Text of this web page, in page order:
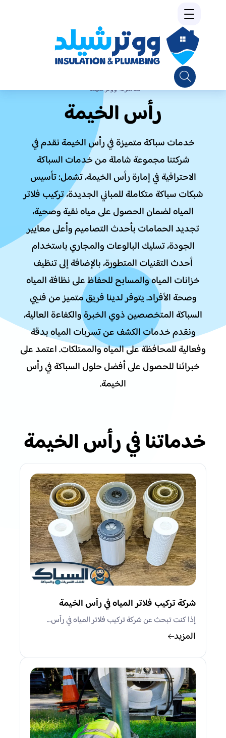
شركة ووتر شيلد
رأس الخيمة
خدمات سباكة متميزة في رأس الخيمة نقدم في
شركتنا مجموعة شاملة من خدمات السباكة
الاحترافية في إمارة رأس الخيمة، تشمل: تأسيس
شبكات سباكة متكاملة للمباني الجديدة، تركيب فلاتر
المياه لضمان الحصول على مياه نقية وصحية،
تجديد الحمامات بأحدث التصاميم وأعلى معايير
الجودة، تسليك البالوعات والمجاري باستخدام
أحدث التقنيات المتطورة، بالإضافة إلى تنظيف
خزانات المياه والمسابح للحفاظ على نظافة المياه
وصحة الأفراد. يتوفر لدينا فريق متميز من فنيي
السباكة المتخصصين ذوي الخبرة والكفاءة العالية،
ونقدم خدمات الكشف عن تسربات المياه بدقة
وفعالية للمحافظة على المياه والممتلكات. اعتمد على
خبرائنا للحصول على أفضل حلول السباكة في رأس
الخيمة.
خدماتنا في رأس الخيمة
شركة تركيب فلاتر المياه في رأس الخيمة
إذا كنت تبحث عن شركة تركيب فلاتر المياه في رأس…
المزيد